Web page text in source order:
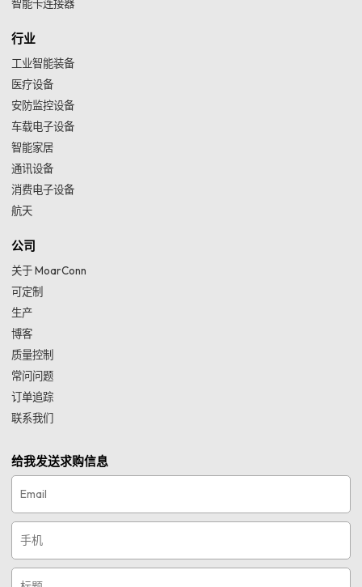
智能卡连接器
行业
工业智能装备
医疗设备
安防监控设备
车载电子设备
智能家居
通讯设备
消费电子设备
航天
公司
关于 MoarConn
可定制
生产
博客
质量控制
常问问题
订单追踪
联系我们
给我发送求购信息